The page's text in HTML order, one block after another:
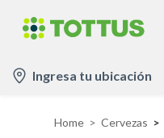
Ingresa tu ubicación
Home Cervezas